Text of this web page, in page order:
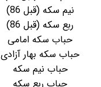
نیم سکه (قبل 86)
ربع سکه (قبل 86)
حباب سکه امامی
حباب سکه بهار آزادی
حباب نیم سکه
حباب ربع سکه